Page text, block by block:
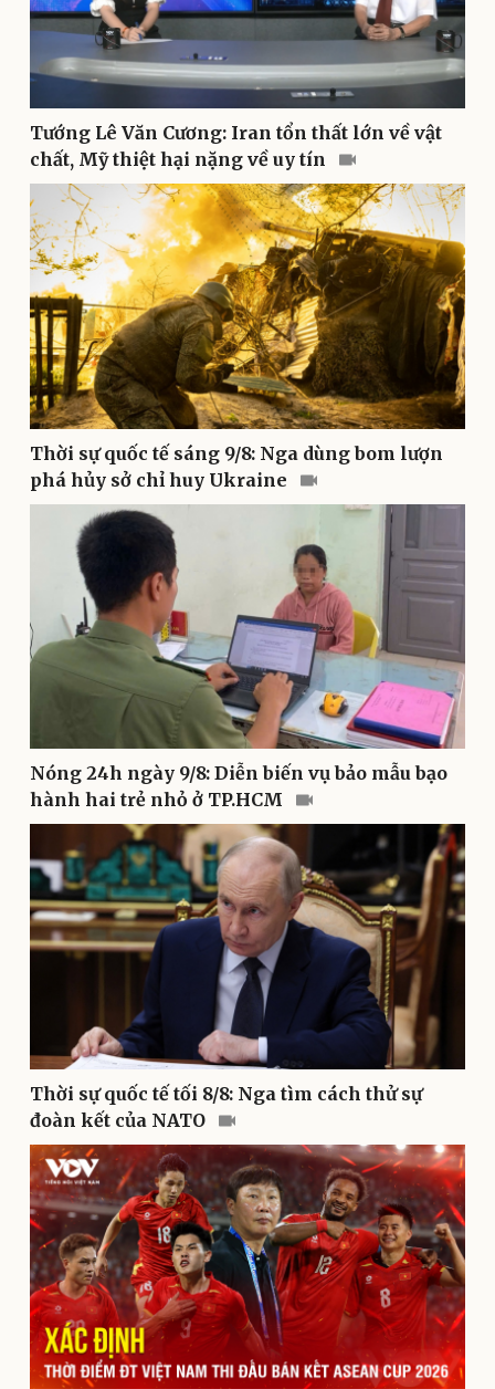
Bóng đá
Lịch thi đấu bóng đá
Thế giới thể thao
Tư vấn
Doanh nghiệp
Thông tin doanh nghiệp
Doanh nghiệp 24h
Doanh nhân
Vì cộng đồng
Công nghệ
Sành điệu
Tin Công nghệ
Chuyển đổi số
Sức khỏe
Dinh dưỡng - món ngon
Cây thuốc
Sản phụ khoa
Làm đẹp - giảm cân
Phòng mạch online
Ăn sạch sống khỏe
Đời sống
Nhà đẹp
Blog
Tình yêu - Gia đình
Tướng Lê Văn Cương: Iran tổn thất lớn về vật
chất, Mỹ thiệt hại nặng về uy tín
Thời sự quốc tế sáng 9/8: Nga dùng bom lượn
phá hủy sở chỉ huy Ukraine
Nóng 24h ngày 9/8: Diễn biến vụ bảo mẫu bạo
hành hai trẻ nhỏ ở TP.HCM
Thời sự quốc tế tối 8/8: Nga tìm cách thử sự
đoàn kết của NATO